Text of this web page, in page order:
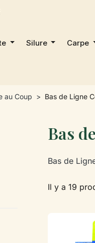
Silure Carpe
au Coup Bas de Ligne
Bas
Bas de
Il y a 19